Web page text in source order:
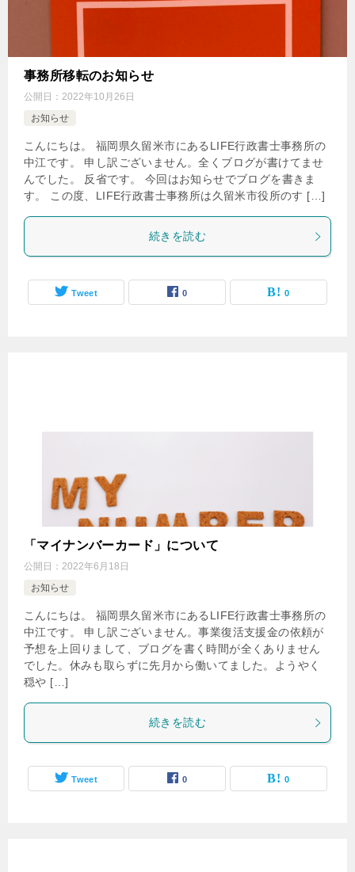
事務所移転のお知らせ
公開日： 2022年10月26日
お知らせ
こんにちは。 福岡県久留米市にあるLIFE行政書士事務所の
中江です。 申し訳ございません。全くブログが書けてませ
んでした。 反省です。 今回はお知らせでブログを書きま
す。 この度、LIFE行政書士事務所は久留米市役所のす […]
続きを読む
Tweet 0 0
「マイナンバーカード」について
公開日： 2022年6月18日
お知らせ
こんにちは。 福岡県久留米市にあるLIFE行政書士事務所の
中江です。 申し訳ございません。事業復活支援金の依頼が
予想を上回りまして、ブログを書く時間が全くありません
でした。休みも取らずに先月から働いてました。ようやく
穏や […]
続きを読む
Tweet 0 0